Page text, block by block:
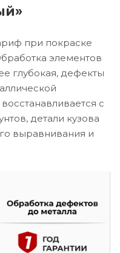
при покраске
элементов
глубокая, дефекты
с
детали кузова
выравнивания и